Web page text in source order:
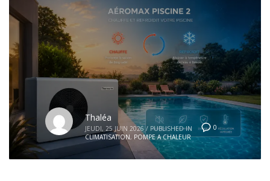
0
Thaléa
JEUDI, 25 JUIN 2026 / PUBLISHED IN
CLIMATISATION, POMPE A CHALEUR